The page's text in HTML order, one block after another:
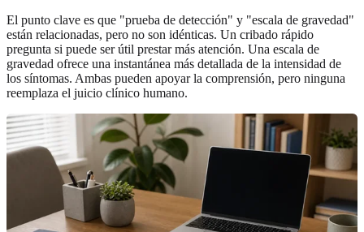
El punto clave es que "prueba de detección" y "escala de gravedad"
están relacionadas, pero no son idénticas. Un cribado rápido
pregunta si puede ser útil prestar más atención. Una escala de
gravedad ofrece una instantánea más detallada de la intensidad de
los síntomas. Ambas pueden apoyar la comprensión, pero ninguna
reemplaza el juicio clínico humano.